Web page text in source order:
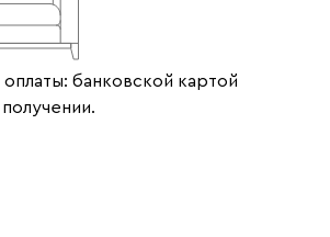
банковской картой